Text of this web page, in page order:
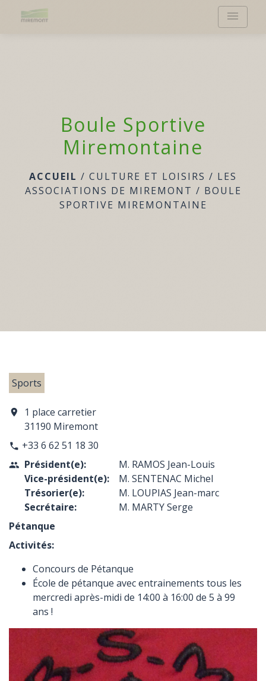
menu
Boule Sportive
Miremontaine
ACCUEIL / CULTURE ET LOISIRS / LES
ASSOCIATIONS DE MIREMONT / BOULE
SPORTIVE MIREMONTAINE
Sports
location_on
1 place carretier
31190 Miremont
phone +33 6 62 51 18 30
people Président(e):
Vice-président(e):
Trésorier(e):
Secrétaire:
M. RAMOS Jean-Louis
M. SENTENAC Michel
M. LOUPIAS Jean-marc
M. MARTY Serge
Pétanque
Activités:
Concours de Pétanque
École de pétanque avec entrainements tous les
mercredi après-midi de 14:00 à 16:00 de 5 à 99
ans !